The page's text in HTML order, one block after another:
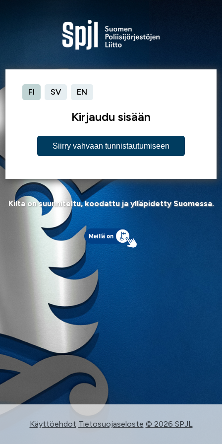
FI SV EN
Kirjaudu sisään
Siirry vahvaan tunnistautumiseen
Kilta on suunniteltu, koodattu ja ylläpidetty Suomessa.
Käyttöehdot Tietosuojaseloste © 2026 SPJL